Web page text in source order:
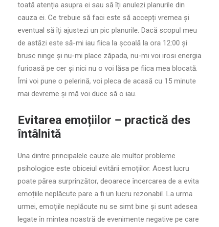
toată atenția asupra ei sau să îți anulezi planurile din
cauza ei. Ce trebuie să faci este să accepți vremea și
eventual să îți ajustezi un pic planurile. Dacă scopul meu
de astăzi este să-mi iau fiica la școală la ora 12:00 și
brusc ninge și nu-mi place zăpada, nu-mi voi irosi energia
furioasă pe cer și nici nu o voi lăsa pe fiica mea blocată.
Îmi voi pune o pelerină, voi pleca de acasă cu 15 minute
mai devreme și mă voi duce să o iau.
Evitarea emoțiilor – practică des
întâlnită
Una dintre principalele cauze ale multor probleme
psihologice este obiceiul evitării emoțiilor. Acest lucru
poate părea surprinzător, deoarece încercarea de a evita
emoțiile neplăcute pare a fi un lucru rezonabil. La urma
urmei, emoțiile neplăcute nu se simt bine și sunt adesea
legate în mintea noastră de evenimente negative pe care